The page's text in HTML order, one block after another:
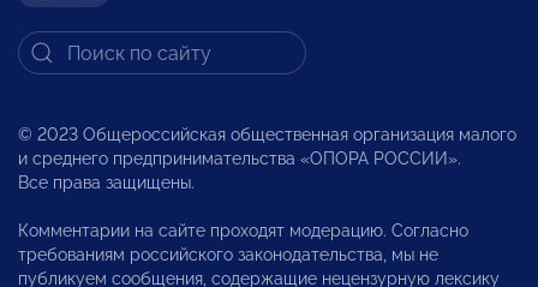
© 2023 Общероссийская общественная организация малого
и среднего предпринимательства «ОПОРА РОССИИ».
Все права защищены.
Комментарии на сайте проходят модерацию. Согласно
требованиям российского законодательства, мы не
публикуем сообщения, содержащие нецензурную лексику